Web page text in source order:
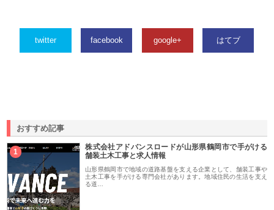
twitter facebook google+ はてブ
おすすめ記事
1
株式会社アドバンスロードが山形県鶴岡市で手がける
舗装土木工事と求人情報
山形県鶴岡市で地域の道路基盤を支える企業として、舗装工事や
土木工事を手がける専門会社があります。地域住民の生活を支え
る道…